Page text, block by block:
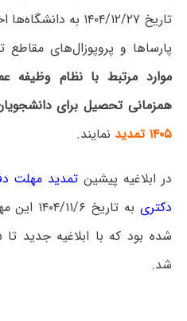
تاریخ ۱۴۰۴/۱۲/۲۷ به
پارسا‌ها و پروپوزال‌های
موارد مرتبط با نظام وظیفه
همزمانی تحصیل برای
۱۴۰۵ تمدید
نمایند.
در ابلاغیه پیشین تمدید مهلت
دکتری
شد.